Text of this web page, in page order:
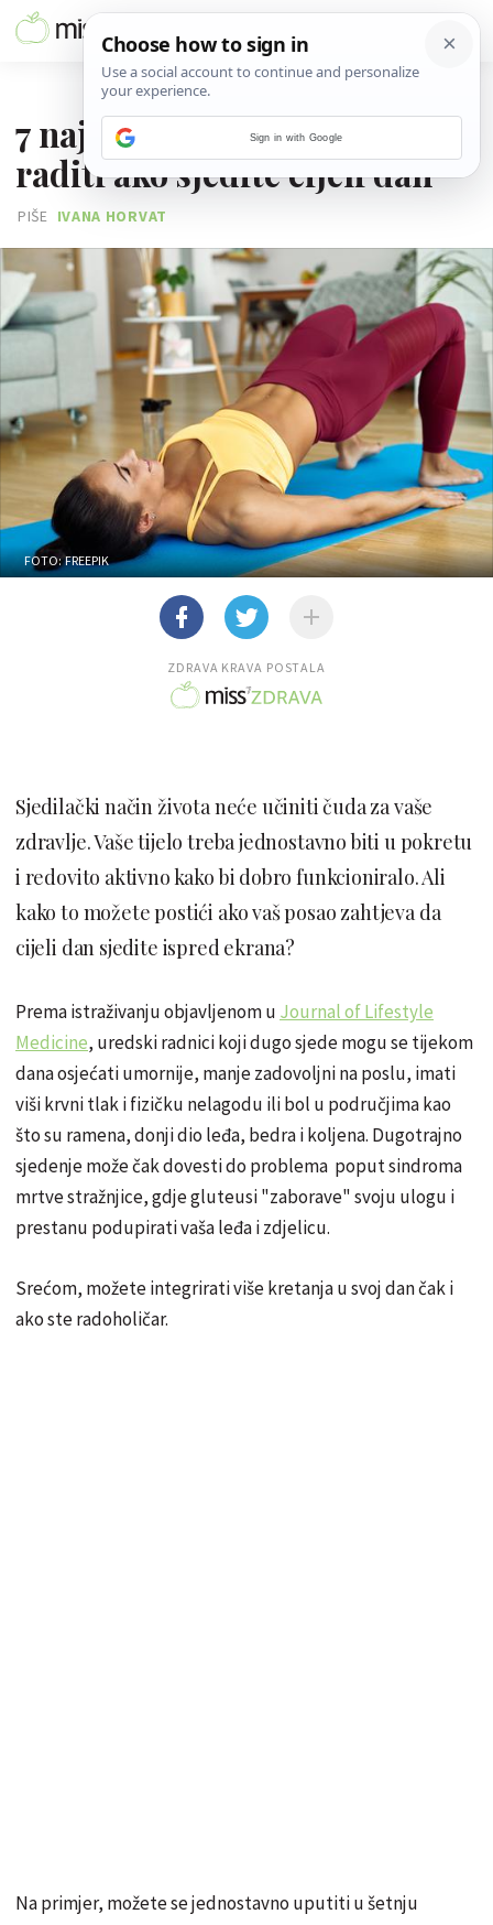
7 najboljih vježbi koje možete
raditi ako sjedite cijeli dan
PIŠE IVANA HORVAT
FOTO: FREEPIK
ZDRAVA KRAVA POSTALA
Sjedilački način života neće učiniti čuda za vaše
zdravlje. Vaše tijelo treba jednostavno biti u pokretu
i redovito aktivno kako bi dobro funkcioniralo. Ali
kako to možete postići ako vaš posao zahtjeva da
cijeli dan sjedite ispred ekrana?
Prema istraživanju objavljenom u Journal of Lifestyle
Medicine, uredski radnici koji dugo sjede mogu se tijekom
dana osjećati umornije, manje zadovoljni na poslu, imati
viši krvni tlak i fizičku nelagodu ili bol u područjima kao
što su ramena, donji dio leđa, bedra i koljena. Dugotrajno
sjedenje može čak dovesti do problema poput sindroma
mrtve stražnjice, gdje gluteusi "zaborave" svoju ulogu i
prestanu podupirati vaša leđa i zdjelicu.
Srećom, možete integrirati više kretanja u svoj dan čak i
ako ste radoholičar.
Na primjer, možete se jednostavno uputiti u šetnju
Sign in with Google